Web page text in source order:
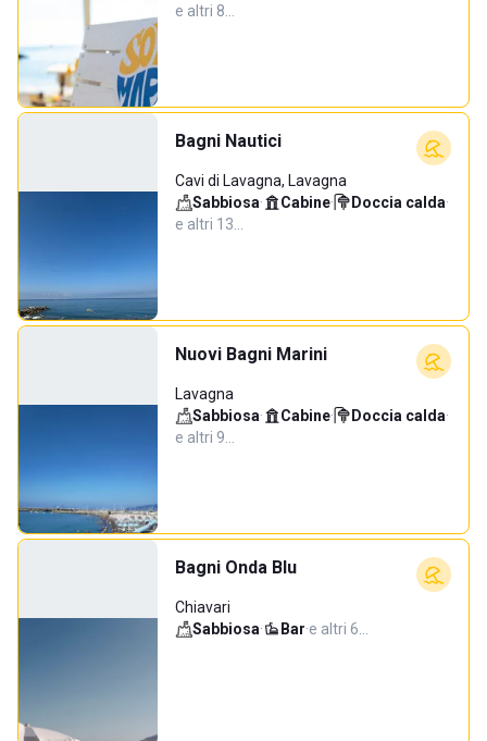
e altri 8…
Bagni Nautici
Cavi di Lavagna, Lavagna
Sabbiosa· Cabine· Doccia calda·
e altri 13…
Nuovi Bagni Marini
Lavagna
Sabbiosa· Cabine· Doccia calda·
e altri 9…
Bagni Onda Blu
Chiavari
Sabbiosa· Bar·e altri 6…